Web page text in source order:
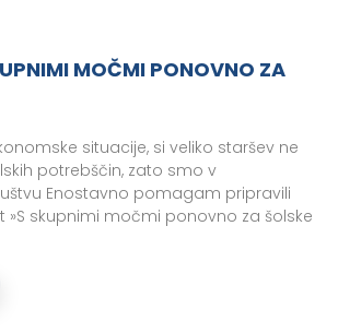
MOČMI PONOVNO ZA
situacije, si veliko staršev ne
potrebščin, zato smo v
Enostavno pomagam pripravili
»S skupnimi močmi ponovno za šolske